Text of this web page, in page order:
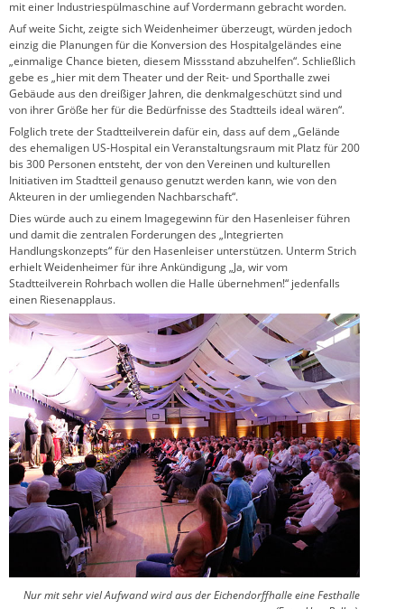
mit einer Industriespülmaschine auf Vordermann gebracht worden.
Auf weite Sicht, zeigte sich Weidenheimer überzeugt, würden jedoch
einzig die Planungen für die Konversion des Hospitalgeländes eine
„einmalige Chance bieten, diesem Missstand abzuhelfen“. Schließlich
gebe es „hier mit dem Theater und der Reit- und Sporthalle zwei
Gebäude aus den dreißiger Jahren, die denkmalgeschützt sind und
von ihrer Größe her für die Bedürfnisse des Stadtteils ideal wären“.
Folglich trete der Stadtteilverein dafür ein, dass auf dem „Gelände
des ehemaligen US-Hospital ein Veranstaltungsraum mit Platz für 200
bis 300 Personen entsteht, der von den Vereinen und kulturellen
Initiativen im Stadtteil genauso genutzt werden kann, wie von den
Akteuren in der umliegenden Nachbarschaft“.
Dies würde auch zu einem Imagegewinn für den Hasenleiser führen
und damit die zentralen Forderungen des „Integrierten
Handlungskonzepts“ für den Hasenleiser unterstützen. Unterm Strich
erhielt Weidenheimer für ihre Ankündigung „Ja, wir vom
Stadtteilverein Rohrbach wollen die Halle übernehmen!“ jedenfalls
einen Riesenapplaus.
Nur mit sehr viel Aufwand wird aus der Eichendorffhalle eine Festhalle